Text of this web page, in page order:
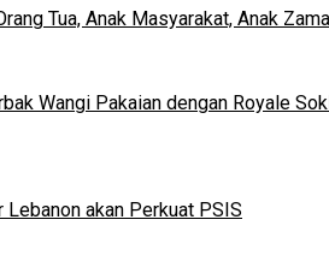
Tua, Anak Masyarakat, Anak
Wangi Pakaian dengan Royale
Lebanon akan Perkuat PSIS